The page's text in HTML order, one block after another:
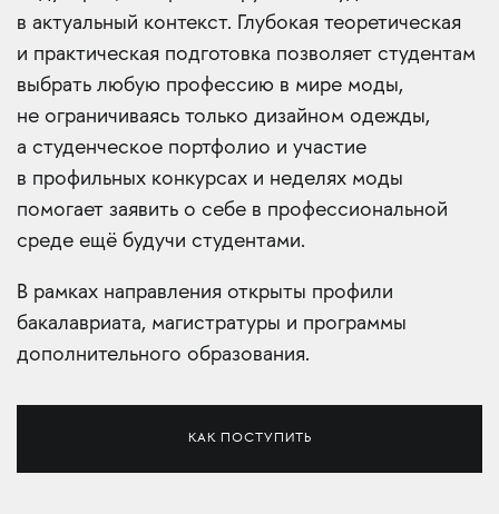
в актуальный контекст. Глубокая теоретическая
и практическая подготовка позволяет студентам
выбрать любую профессию в мире моды,
не ограничиваясь только дизайном одежды,
а студенческое портфолио и участие
в профильных конкурсах и неделях моды
помогает заявить о себе в профессиональной
среде ещё будучи студентами.
В рамках направления открыты профили
бакалавриата, магистратуры и программы
дополнительного образования.
КАК ПОСТУПИТЬ